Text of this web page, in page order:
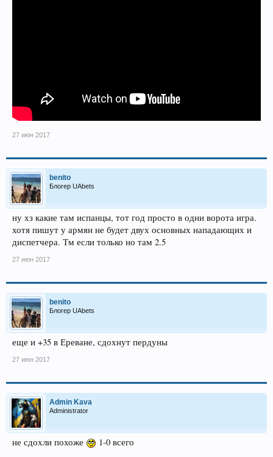
27 июн 2017
benito
Блогер UAbets
ну хз какие там испанцы, тот год просто в одни ворота игра.
хотя пишут у армян не будет двух основных нападающих и
диспетчера. Тм если только но там 2.5
27 июн 2017
benito
Блогер UAbets
еще и +35 в Ереване, сдохнут пердуны
27 июн 2017
Admin Kava
Administrator
не сдохли похоже 1-0 всего